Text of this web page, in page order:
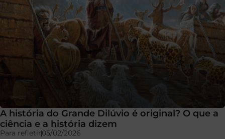
A história do Grande Dilúvio é original? O que a
ciência e a história dizem
Para refletir05/02/2026